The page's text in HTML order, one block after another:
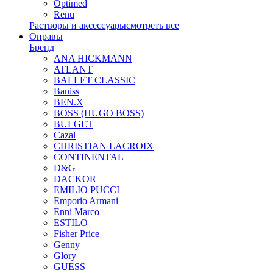
Optimed
Renu
Растворы и аксессуарысмотреть все
Оправы
Бренд
ANA HICKMANN
ATLANT
BALLET CLASSIC
Baniss
BEN.X
BOSS (HUGO BOSS)
BULGET
Cazal
CHRISTIAN LACROIX
CONTINENTAL
D&G
DACKOR
EMILIO PUCCI
Emporio Armani
Enni Marco
ESTILO
Fisher Price
Genny
Glory
GUESS